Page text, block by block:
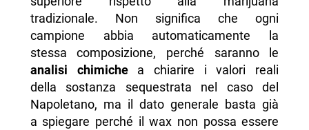
tradizionale. Non significa che ogni
campione abbia automaticamente la
stessa composizione, perché saranno le
analisi chimichea chiarire i valori reali
della sostanza sequestrata nel caso del
Napoletano, ma il dato generale basta già
a spiegare perché il wax non possa essere